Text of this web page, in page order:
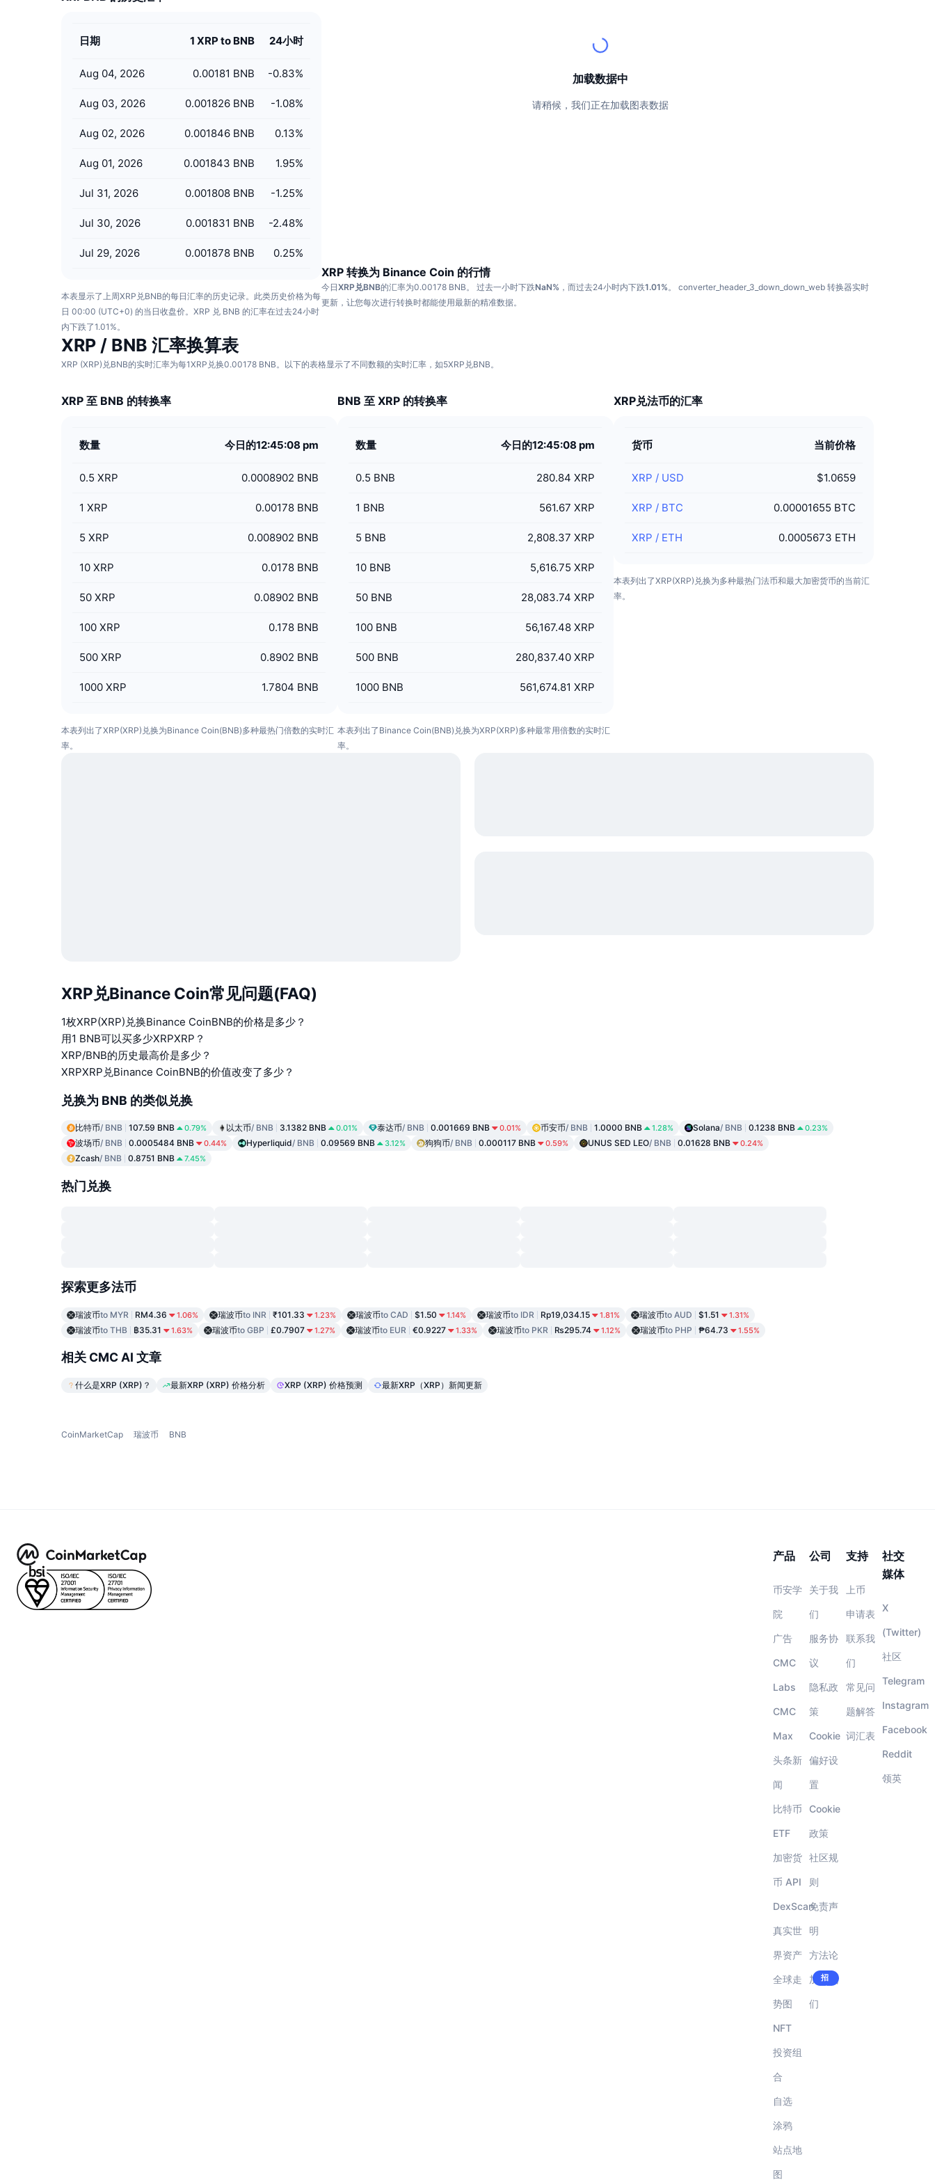
日期 1 XRP to BNB 24小时
Aug 04, 2026 0.00181 BNB -0.83%
Aug 03, 2026 0.001826 BNB -1.08%
Aug 02, 2026 0.001846 BNB 0.13%
Aug 01, 2026 0.001843 BNB 1.95%
Jul 31, 2026 0.001808 BNB -1.25%
Jul 30, 2026 0.001831 BNB -2.48%
Jul 29, 2026 0.001878 BNB 0.25%
本表显示了上周XRP兑BNB的每日汇率的历史记录。此类历史价格为每
日 00:00 (UTC+0) 的当日收盘价。XRP 兑 BNB 的汇率在过去24小时
内下跌了1.01%。
加载数据中
请稍候，我们正在加载图表数据
XRP 转换为 Binance Coin 的行情
今日XRP兑BNB的汇率为0.00178 BNB。 过去一小时下跌NaN% ，而过去24小时内下跌1.01%。 converter_header_3_down_down_web 转换器实时
更新，让您每次进行转换时都能使用最新的精准数据。
XRP / BNB 汇率换算表
XRP (XRP)兑BNB的实时汇率为每1XRP兑换0.00178 BNB。以下的表格显示了不同数额的实时汇率，如5XRP兑BNB。
XRP 至 BNB 的转换率
数量 今日的12:45:08 pm
0.5 XRP 0.0008902 BNB
1 XRP 0.00178 BNB
5 XRP 0.008902 BNB
10 XRP 0.0178 BNB
50 XRP 0.08902 BNB
100 XRP 0.178 BNB
500 XRP 0.8902 BNB
1000 XRP 1.7804 BNB
本表列出了XRP(XRP)兑换为Binance Coin(BNB)多种最热门倍数的实时汇
率。
BNB 至 XRP 的转换率
数量 今日的12:45:08 pm
0.5 BNB 280.84 XRP
1 BNB 561.67 XRP
5 BNB 2,808.37 XRP
10 BNB 5,616.75 XRP
50 BNB 28,083.74 XRP
100 BNB 56,167.48 XRP
500 BNB 280,837.40 XRP
1000 BNB 561,674.81 XRP
本表列出了Binance Coin(BNB)兑换为XRP(XRP)多种最常用倍数的实时汇
率。
XRP兑法币的汇率
货币 当前价格
XRP / USD $1.0659
XRP / BTC 0.00001655 BTC
XRP / ETH 0.0005673 ETH
本表列出了XRP(XRP)兑换为多种最热门法币和最大加密货币的当前汇
率。
XRP兑Binance Coin常见问题(FAQ)
1枚XRP(XRP)兑换Binance CoinBNB的价格是多少？
用1 BNB可以买多少XRPXRP？
XRP/BNB的历史最高价是多少？
XRPXRP兑Binance CoinBNB的价值改变了多少？
兑换为 BNB 的类似兑换
比特币/ BNB 107.59 BNB 0.79% 以太币/ BNB 3.1382 BNB 0.01% 泰达币/ BNB 0.001669 BNB 0.01% 币安币/ BNB 1.0000 BNB 1.28% Solana/ BNB 0.1238 BNB 0.23%
波场币/ BNB 0.0005484 BNB 0.44% Hyperliquid/ BNB 0.09569 BNB 3.12% 狗狗币/ BNB 0.000117 BNB 0.59% UNUS SED LEO/ BNB 0.01628 BNB 0.24%
Zcash/ BNB 0.8751 BNB 7.45%
热门兑换
探索更多法币
瑞波币to MYR RM4.36 1.06% 瑞波币to INR ₹101.33 1.23% 瑞波币to CAD $1.50 1.14% 瑞波币to IDR Rp19,034.15 1.81% 瑞波币to AUD $1.51 1.31%
瑞波币to THB ฿35.31 1.63% 瑞波币to GBP £0.7907 1.27% 瑞波币to EUR €0.9227 1.33% 瑞波币to PKR ₨295.74 1.12% 瑞波币to PHP ₱64.73 1.55%
相关 CMC AI 文章
什么是XRP (XRP)？ 最新XRP (XRP) 价格分析 XRP (XRP) 价格预测 最新XRP（XRP）新闻更新
CoinMarketCap 瑞波币 BNB
产品
币安学
院
广告
CMC
Labs
CMC
Max
头条新
闻
比特币
ETF
加密货
币 API
DexScan
真实世
界资产
全球走
势图
NFT
投资组
合
自选
涂鸦
站点地
图
公司
关于我
们
服务协
议
隐私政
策
Cookie
偏好设
置
Cookie
政策
社区规
则
免责声
明
方法论
加入我
们
招
聘
支持
上币
申请表
联系我
们
常见问
题解答
词汇表
社交
媒体
X
(Twitter)
社区
Telegram
Instagram
Facebook
Reddit
领英